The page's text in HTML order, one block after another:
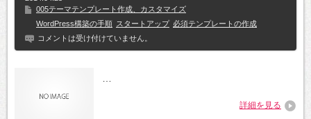
005テーマテンプレート作成、カスタマイズ
WordPress構築の手順 スタートアップ 必須テンプレートの作成
コメントは受け付けていません。
…
詳細を見る